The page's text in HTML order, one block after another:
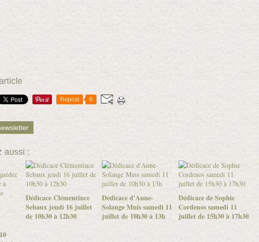
Repost 0
aussi :
Dédicace Clémentince
Sebaux jeudi 16 juillet
de 10h30 à 12h30
Dédicace d'Anne-
Solange Muis samedi 11
juillet de 10h30 à 13h
Dédicace de Sophie
Cordenos samedi 11
juillet de 15h30 à 17h30